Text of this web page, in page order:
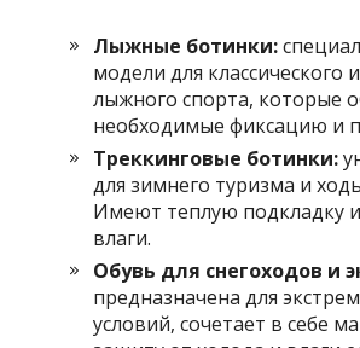
Лыжные ботинки:
модели для классического
лыжного спорта, которые
необходимые фиксацию и
Треккинговые ботинки:
для зимнего туризма и
Имеют теплую подкладку
влаги.
Обувь для снегоходов и
предназначена для
условий, сочетает в себе